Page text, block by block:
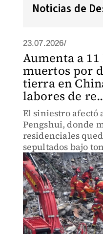
Noticias de
23.07.2026/
Aumenta a
muertos por
tierra en
labores de
El siniestro afectó
Pengshui, donde
residenciales
sepultados bajo